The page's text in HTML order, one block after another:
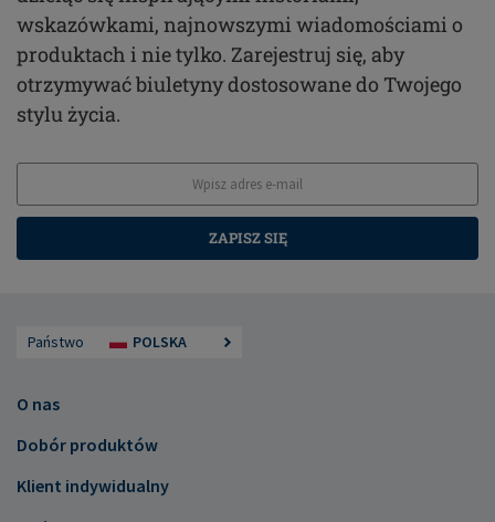
wskazówkami, najnowszymi wiadomościami o
produktach i nie tylko. Zarejestruj się, aby
otrzymywać biuletyny dostosowane do Twojego
stylu życia.
ZAPISZ SIĘ
Państwo POLSKA
O nas
Dobór produktów
Klient indywidualny